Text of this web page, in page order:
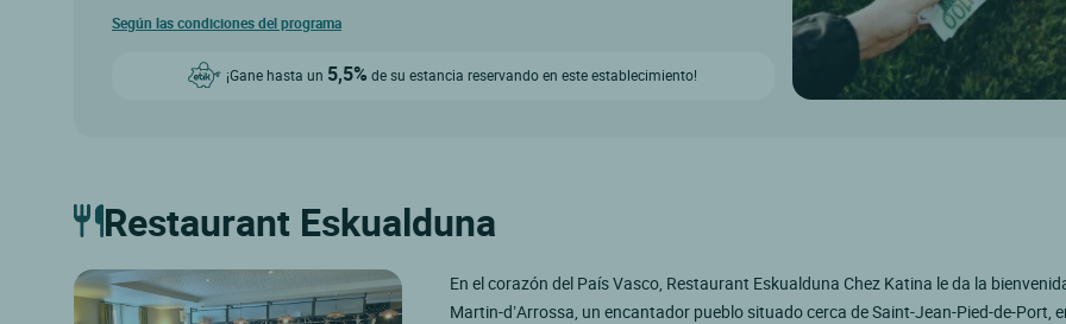
Según las condiciones del programa
¡Gane hasta un 5,5% de su estancia reservando en este establecimiento!
Restaurant Eskualduna
En el corazón del País Vasco, Restaurant Eskualduna Chez Katina le da la
Martin-d’Arrossa, un encantador pueblo situado cerca de Saint-Jean-Pied-de-Port,